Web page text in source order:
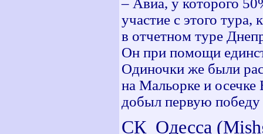
– Авиа, у которого
участие с этого
в отчетном туре
Он при помощи
Одиночки же были
на Мальорке и осечке
добыл первую победу
СК_Одесса